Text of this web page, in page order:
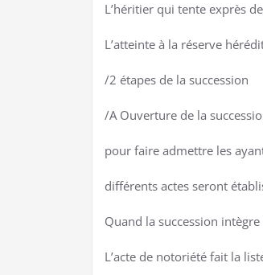
L’héritier qui tente exprès
L’atteinte à la réserve
/2 étapes de la succession
/A Ouverture de la
pour faire admettre les
différents actes seront
Quand la succession
L’acte de notoriété fait la